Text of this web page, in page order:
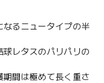
なるニュータイプの半
レタスのパリパリの
間は極めて長く重さ